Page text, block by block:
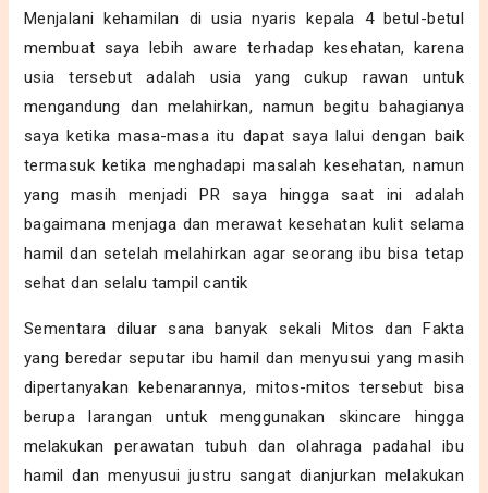
Menjalani kehamilan di usia nyaris kepala 4 betul-betul
membuat saya lebih aware terhadap kesehatan, karena
usia tersebut adalah usia yang cukup rawan untuk
mengandung dan melahirkan, namun begitu bahagianya
saya ketika masa-masa itu dapat saya lalui dengan baik
termasuk ketika menghadapi masalah kesehatan, namun
yang masih menjadi PR saya hingga saat ini adalah
bagaimana menjaga dan merawat kesehatan kulit selama
hamil dan setelah melahirkan agar seorang ibu bisa tetap
sehat dan selalu tampil cantik
Sementara diluar sana banyak sekali Mitos dan Fakta
yang beredar seputar ibu hamil dan menyusui yang masih
dipertanyakan kebenarannya, mitos-mitos tersebut bisa
berupa larangan untuk menggunakan skincare hingga
melakukan perawatan tubuh dan olahraga padahal ibu
hamil dan menyusui justru sangat dianjurkan melakukan